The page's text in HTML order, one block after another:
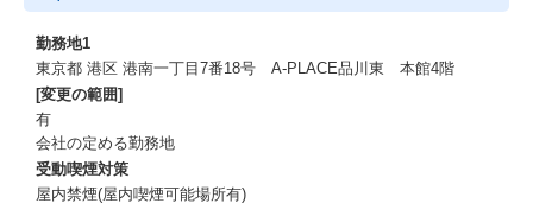
勤務地1
東京都 港区 港南一丁目7番18号 A-PLACE品川東 本館4階
[変更の範囲]
有
会社の定める勤務地
受動喫煙対策
屋内禁煙(屋内喫煙可能場所有)